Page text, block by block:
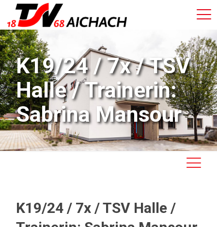
K19/24 / 7x / TSV
Halle / Trainerin:
Sabrina Mansour
K19/24 / 7x / TSV Halle /